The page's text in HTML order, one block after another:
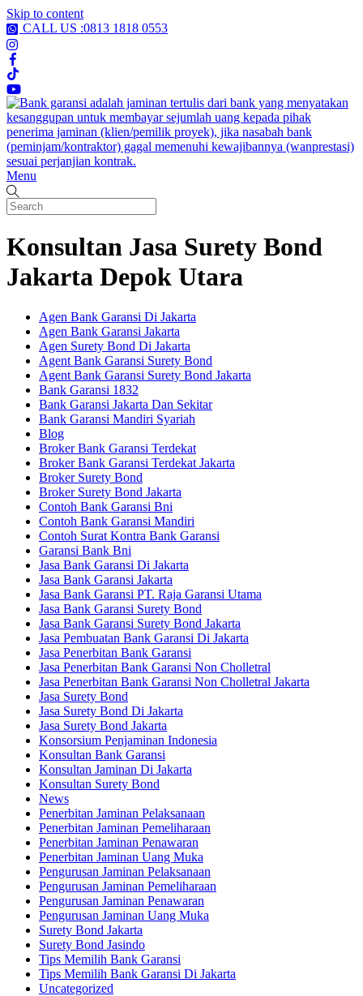
Skip to content
CALL US :0813 1818 0553
Menu
Konsultan Jasa Surety Bond
Jakarta Depok Utara
Agen Bank Garansi Di Jakarta
Agen Bank Garansi Jakarta
Agen Surety Bond Di Jakarta
Agent Bank Garansi Surety Bond
Agent Bank Garansi Surety Bond Jakarta
Bank Garansi 1832
Bank Garansi Jakarta Dan Sekitar
Bank Garansi Mandiri Syariah
Blog
Broker Bank Garansi Terdekat
Broker Bank Garansi Terdekat Jakarta
Broker Surety Bond
Broker Surety Bond Jakarta
Contoh Bank Garansi Bni
Contoh Bank Garansi Mandiri
Contoh Surat Kontra Bank Garansi
Garansi Bank Bni
Jasa Bank Garansi Di Jakarta
Jasa Bank Garansi Jakarta
Jasa Bank Garansi PT. Raja Garansi Utama
Jasa Bank Garansi Surety Bond
Jasa Bank Garansi Surety Bond Jakarta
Jasa Pembuatan Bank Garansi Di Jakarta
Jasa Penerbitan Bank Garansi
Jasa Penerbitan Bank Garansi Non Cholletral
Jasa Penerbitan Bank Garansi Non Cholletral Jakarta
Jasa Surety Bond
Jasa Surety Bond Di Jakarta
Jasa Surety Bond Jakarta
Konsorsium Penjaminan Indonesia
Konsultan Bank Garansi
Konsultan Jaminan Di Jakarta
Konsultan Surety Bond
News
Penerbitan Jaminan Pelaksanaan
Penerbitan Jaminan Pemeliharaan
Penerbitan Jaminan Penawaran
Penerbitan Jaminan Uang Muka
Pengurusan Jaminan Pelaksanaan
Pengurusan Jaminan Pemeliharaan
Pengurusan Jaminan Penawaran
Pengurusan Jaminan Uang Muka
Surety Bond Jakarta
Surety Bond Jasindo
Tips Memilih Bank Garansi
Tips Memilih Bank Garansi Di Jakarta
Uncategorized